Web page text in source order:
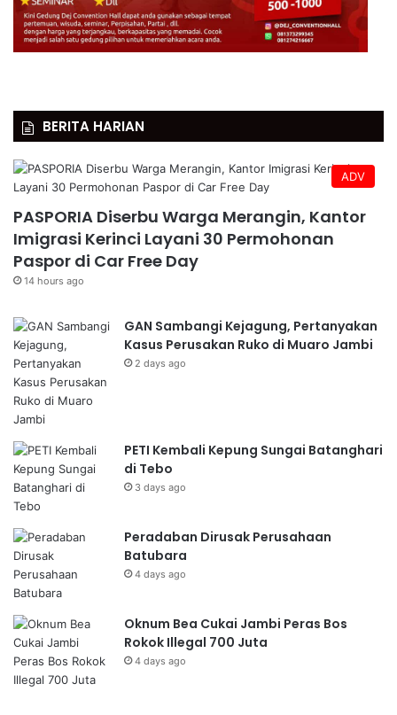
BERITA HARIAN
ADV
PASPORIA Diserbu Warga Merangin, Kantor
Imigrasi Kerinci Layani 30 Permohonan
Paspor di Car Free Day
14 hours ago
GAN Sambangi Kejagung, Pertanyakan
Kasus Perusakan Ruko di Muaro Jambi
2 days ago
PETI Kembali Kepung Sungai Batanghari
di Tebo
3 days ago
Peradaban Dirusak Perusahaan
Batubara
4 days ago
Oknum Bea Cukai Jambi Peras Bos
Rokok Illegal 700 Juta
4 days ago